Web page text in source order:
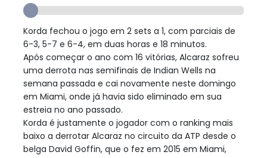
Korda fechou o jogo em 2 sets a 1, com parciais de
6-3, 5-7 e 6-4, em duas horas e 18 minutos.
Após começar o ano com 16 vitórias, Alcaraz sofreu
uma derrota nas semifinais de Indian Wells na
semana passada e cai novamente neste domingo
em Miami, onde já havia sido eliminado em sua
estreia no ano passado.
Korda é justamente o jogador com o ranking mais
baixo a derrotar Alcaraz no circuito da ATP desde o
belga David Goffin, que o fez em 2015 em Miami,